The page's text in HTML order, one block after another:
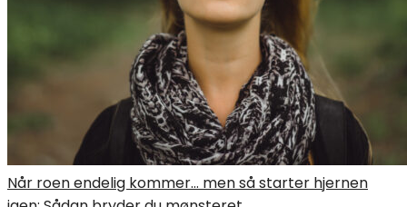
Når roen endelig kommer… men så starter hjernen